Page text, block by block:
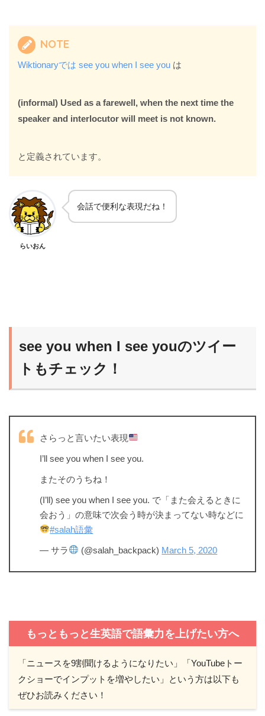
NOTE
Wiktionaryでは see you when I see you は
(informal) Used as a farewell, when the next time the
speaker and interlocutor will meet is not known.
と定義されています。
らいおん
会話で便利な表現だね！
see you when I see youのツイー
トもチェック！
さらっと言いたい表現
I’ll see you when I see you.
またそのうちね！
(I’ll) see you when I see you. で「また会えるときに
会おう」の意味で次会う時が決まってない時などに
#salah語彙
— サラ (@salah_backpack) March 5, 2020
もっともっと生英語で語彙力を上げたい方へ
「ニュースを9割聞けるようになりたい」「YouTubeトー
クショーでインプットを増やしたい」という方は以下も
ぜひお読みください！